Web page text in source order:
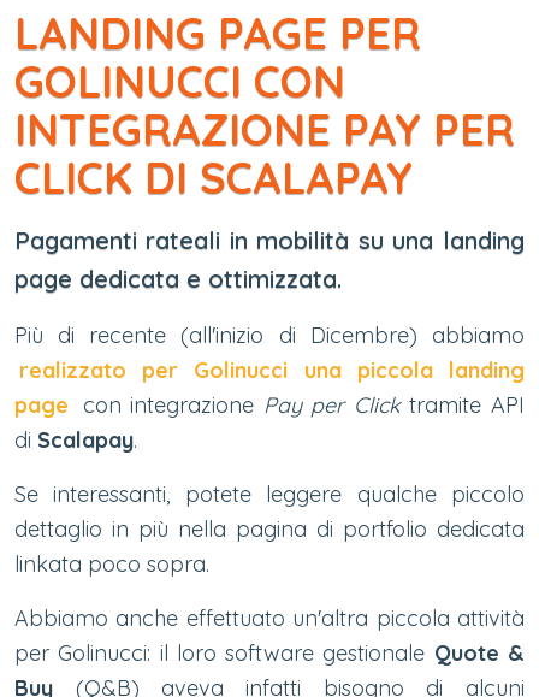
LANDING PAGE PER
GOLINUCCI CON
INTEGRAZIONE PAY PER
CLICK DI SCALAPAY
Pagamenti rateali in mobilità su una landing
page dedicata e ottimizzata.
Più di recente (all'inizio di Dicembre) abbiamo
realizzato per Golinucci una piccola landing
page
con integrazione Pay per Clicktramite API
di Scalapay.
Se interessanti, potete leggere qualche piccolo
dettaglio in più nella pagina di portfolio dedicata
linkata poco sopra.
Abbiamo anche effettuato un'altra piccola attività
per Golinucci: il loro software gestionale Quote &
Buy (Q&B) aveva infatti bisogno di alcuni